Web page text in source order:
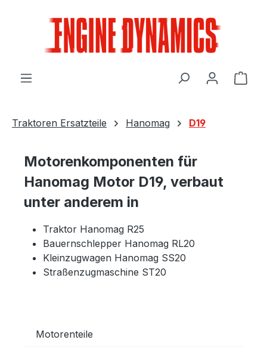
Traktoren Ersatzteile Hanomag D19
Motorenkomponenten für
Hanomag Motor D19, verbaut
unter anderem in
Traktor Hanomag R25
Bauernschlepper Hanomag RL20
Kleinzugwagen Hanomag SS20
Straßenzugmaschine ST20
Motorenteile